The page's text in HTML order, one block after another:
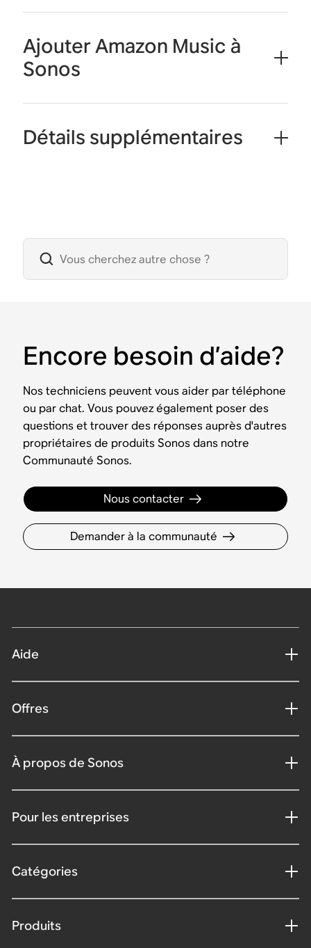
Ajouter Amazon Music à
Sonos
Détails supplémentaires
Encore besoin d’aide?
Nos techniciens peuvent vous aider par téléphone
ou par chat. Vous pouvez également poser des
questions et trouver des réponses auprès d'autres
propriétaires de produits Sonos dans notre
Communauté Sonos.
Nous contacter
Demander à la communauté
Aide
Offres
À propos de Sonos
Pour les entreprises
Catégories
Produits